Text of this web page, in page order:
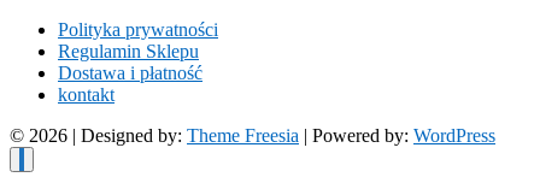
Polityka prywatności
Regulamin Sklepu
Dostawa i płatność
kontakt
© 2026 | Designed by: Theme Freesia | Powered by: WordPress